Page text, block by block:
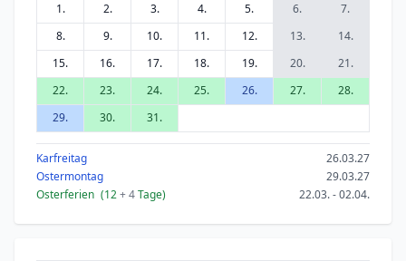
1.
2. 3. 4. 5. 6.
7.
8.
9. 10. 11. 12. 13.
14.
15.
16. 17. 18. 19. 20.
21.
22.
23. 24. 25. 26. 27.
28.
29.
30. 31.
Karfreitag
26.03.27
Ostermontag
29.03.27
Osterferien (12+ 4Tage) 22.03. - 02.04.